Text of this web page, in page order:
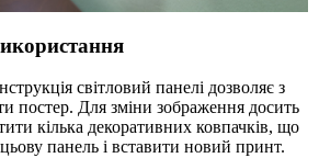
світловий панелі дозволяє з
постер. Для зміни зображення досить
кілька декоративних ковпачків, що
панель і вставити новий принт.